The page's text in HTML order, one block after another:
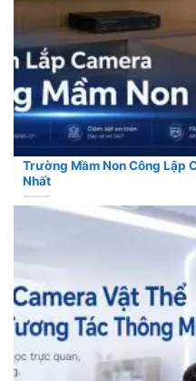
Trường Mầm Non Công Lập
Nhất